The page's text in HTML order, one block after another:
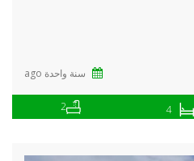
سنة واحدة ago
4
2